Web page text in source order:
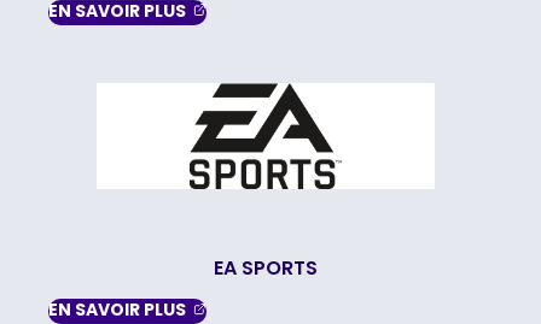
EN SAVOIR PLUS , OPENS IN A NEW TAB
EA SPORTS
EN SAVOIR PLUS , OPENS IN A NEW TAB